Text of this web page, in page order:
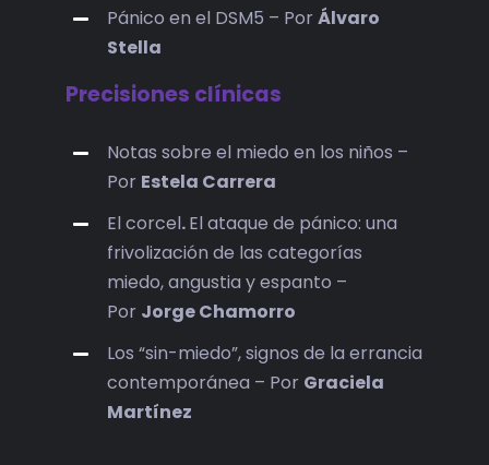
Pánico en el DSM5 – PorÁlvaro
Stella
Precisiones clínicas
Notas sobre el miedo en los niños –
Por Estela Carrera
El corcel.El ataque de pánico: una
frivolización de las categorías
miedo, angustia y espanto –
Por Jorge Chamorro
Los “sin-miedo”, signos de la errancia
contemporánea – Por Graciela
Martínez